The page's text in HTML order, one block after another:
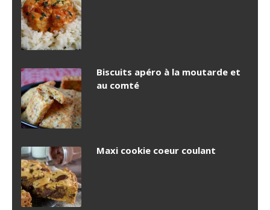
Biscuits apéro à la moutarde et
au comté
Maxi cookie coeur coulant